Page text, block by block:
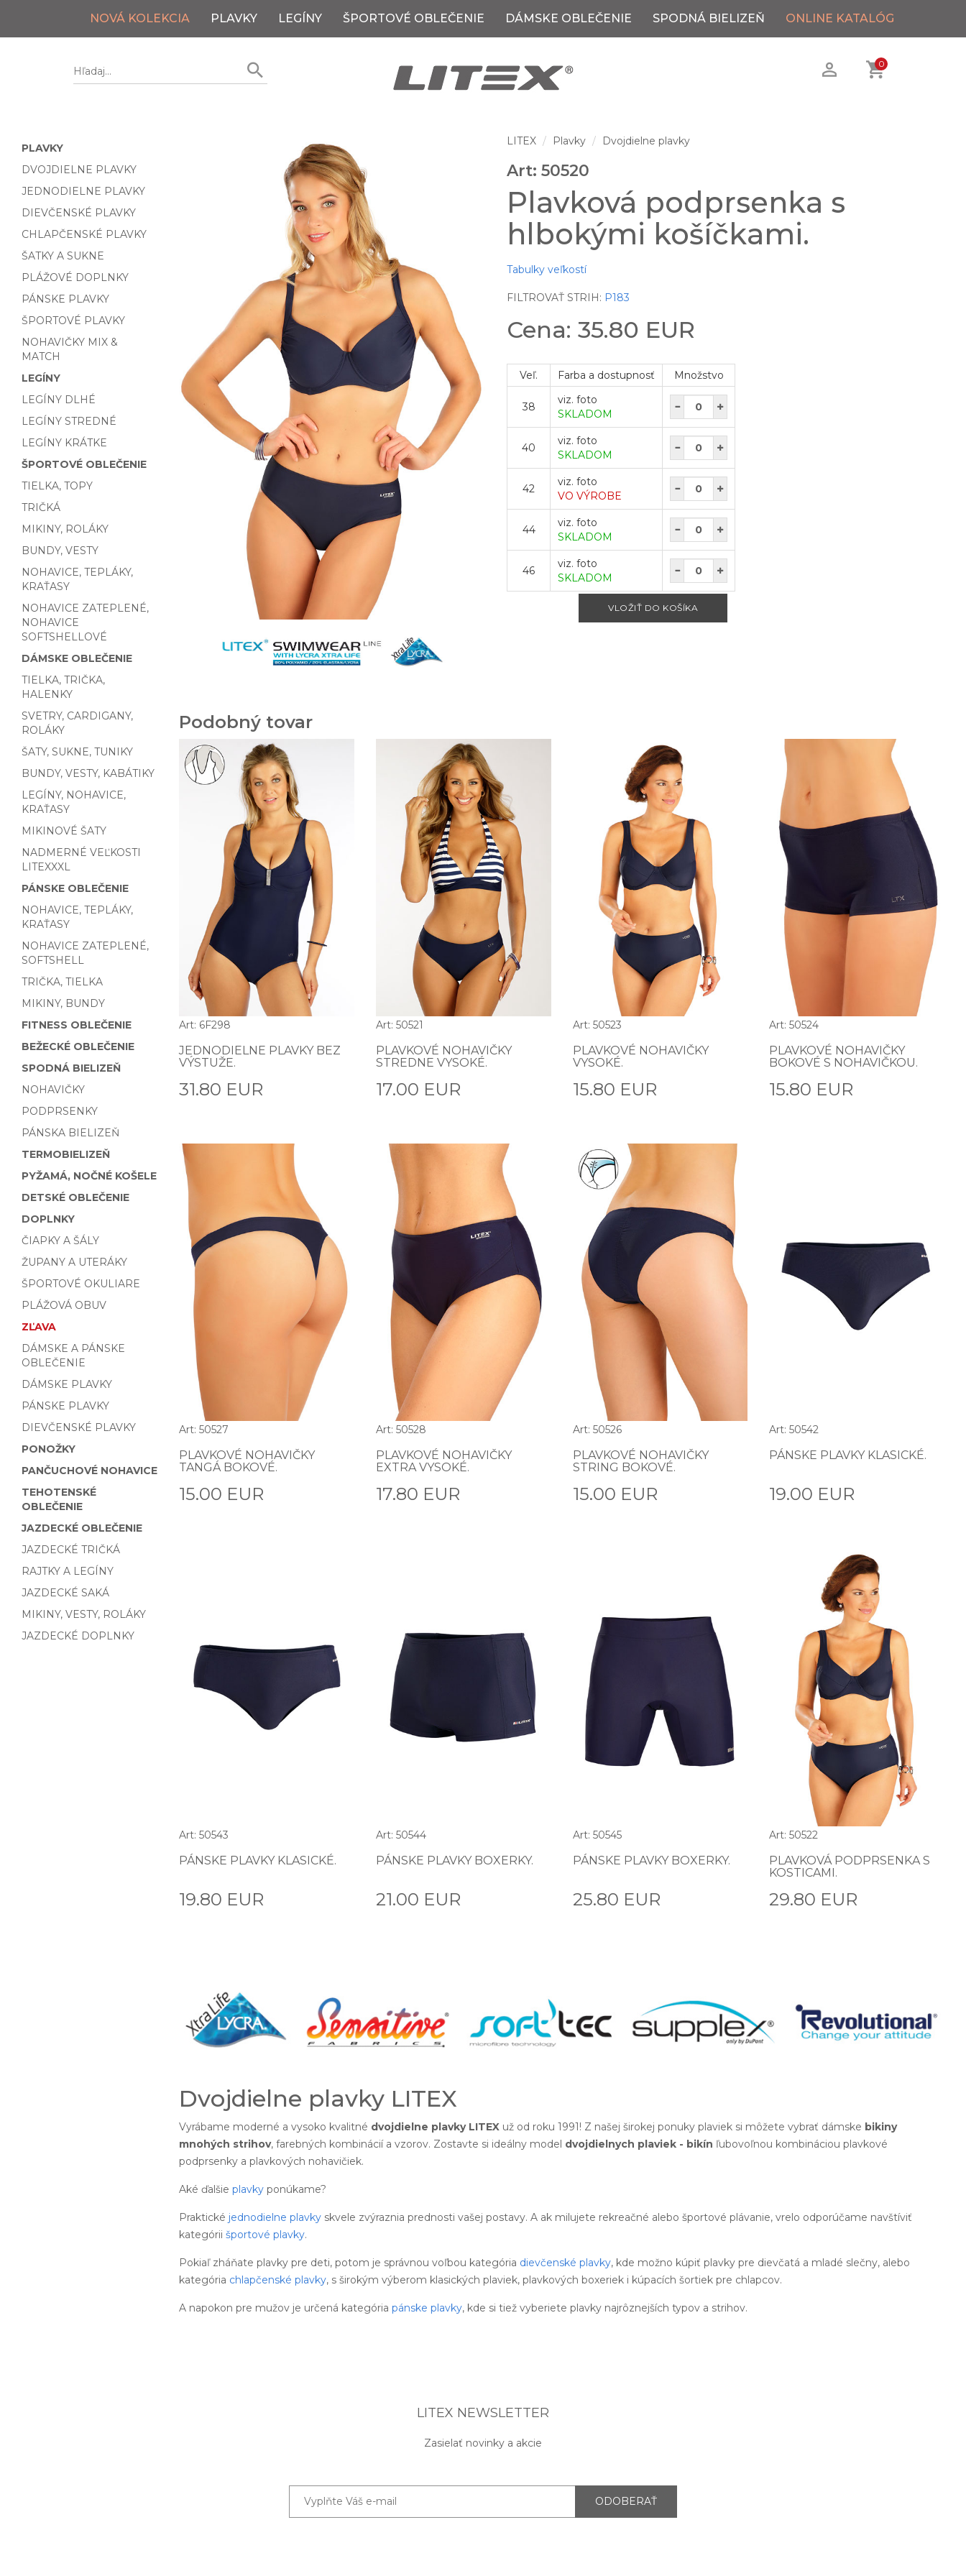
NOVÁ KOLEKCIA PLAVKY LEGÍNY ŠPORTOVÉ OBLEČENIE DÁMSKE OBLEČENIE SPODNÁ BIELIZEŇ ONLINE KATALÓG
0
PLAVKY
DVOJDIELNE PLAVKY
JEDNODIELNE PLAVKY
DIEVČENSKÉ PLAVKY
CHLAPČENSKÉ PLAVKY
ŠATKY A SUKNE
PLÁŽOVÉ DOPLNKY
PÁNSKE PLAVKY
ŠPORTOVÉ PLAVKY
NOHAVIČKY MIX &
MATCH
LEGÍNY
LEGÍNY DLHÉ
LEGÍNY STREDNÉ
LEGÍNY KRÁTKE
ŠPORTOVÉ OBLEČENIE
TIELKA, TOPY
TRIČKÁ
MIKINY, ROLÁKY
BUNDY, VESTY
NOHAVICE, TEPLÁKY,
KRAŤASY
NOHAVICE ZATEPLENÉ,
NOHAVICE
SOFTSHELLOVÉ
DÁMSKE OBLEČENIE
TIELKA, TRIČKA,
HALENKY
SVETRY, CARDIGANY,
ROLÁKY
ŠATY, SUKNE, TUNIKY
BUNDY, VESTY, KABÁTIKY
LEGÍNY, NOHAVICE,
KRAŤASY
MIKINOVÉ ŠATY
NADMERNÉ VEĽKOSTI
LITEXXXL
PÁNSKE OBLEČENIE
NOHAVICE, TEPLÁKY,
KRAŤASY
NOHAVICE ZATEPLENÉ,
SOFTSHELL
TRIČKA, TIELKA
MIKINY, BUNDY
FITNESS OBLEČENIE
BEŽECKÉ OBLEČENIE
SPODNÁ BIELIZEŇ
NOHAVIČKY
PODPRSENKY
PÁNSKA BIELIZEŇ
TERMOBIELIZEŇ
PYŽAMÁ, NOČNÉ KOŠELE
DETSKÉ OBLEČENIE
DOPLNKY
ČIAPKY A ŠÁLY
ŽUPANY A UTERÁKY
ŠPORTOVÉ OKULIARE
PLÁŽOVÁ OBUV
ZĽAVA
DÁMSKE A PÁNSKE
OBLEČENIE
DÁMSKE PLAVKY
PÁNSKE PLAVKY
DIEVČENSKÉ PLAVKY
PONOŽKY
PANČUCHOVÉ NOHAVICE
TEHOTENSKÉ
OBLEČENIE
JAZDECKÉ OBLEČENIE
JAZDECKÉ TRIČKÁ
RAJTKY A LEGÍNY
JAZDECKÉ SAKÁ
MIKINY, VESTY, ROLÁKY
JAZDECKÉ DOPLNKY
LITEX Plavky Dvojdielne plavky
Art: 50520
Plavková podprsenka s
hlbokými košíčkami.
Tabulky veľkostí
FILTROVAŤ STRIH: P183
Cena: 35.80 EUR
Veľ. Farba a dostupnosť Množstvo
38
viz. foto
SKLADOM
40
viz. foto
SKLADOM
42
viz. foto
VO VÝROBE
44
viz. foto
SKLADOM
46
viz. foto
SKLADOM
Podobný tovar
Art: 6F298
JEDNODIELNE PLAVKY BEZ
VÝSTUŽE.
31.80 EUR
Art: 50521
PLAVKOVÉ NOHAVIČKY
STREDNE VYSOKÉ.
17.00 EUR
Art: 50523
PLAVKOVÉ NOHAVIČKY
VYSOKÉ.
15.80 EUR
Art: 50524
PLAVKOVÉ NOHAVIČKY
BOKOVÉ S NOHAVIČKOU.
15.80 EUR
Art: 50527
PLAVKOVÉ NOHAVIČKY
TANGÁ BOKOVÉ.
15.00 EUR
Art: 50528
PLAVKOVÉ NOHAVIČKY
EXTRA VYSOKÉ.
17.80 EUR
Art: 50526
PLAVKOVÉ NOHAVIČKY
STRING BOKOVÉ.
15.00 EUR
Art: 50542
PÁNSKE PLAVKY KLASICKÉ.
19.00 EUR
Art: 50543
PÁNSKE PLAVKY KLASICKÉ.
19.80 EUR
Art: 50544
PÁNSKE PLAVKY BOXERKY.
21.00 EUR
Art: 50545
PÁNSKE PLAVKY BOXERKY.
25.80 EUR
Art: 50522
PLAVKOVÁ PODPRSENKA S
KOSTICAMI.
29.80 EUR
Dvojdielne plavky LITEX
Vyrábame moderné a vysoko kvalitné dvojdielne plavky LITEX už od roku 1991! Z našej širokej ponuky plaviek si môžete vybrať dámske bikiny
mnohých strihov, farebných kombinácií a vzorov. Zostavte si ideálny model dvojdielnych plaviek - bikín ľubovoľnou kombináciou plavkové
podprsenky a plavkových nohavičiek.
Aké ďalšie plavky ponúkame?
Praktické jednodielne plavky skvele zvýraznia prednosti vašej postavy. A ak milujete rekreačné alebo športové plávanie, vrelo odporúčame navštíviť
kategórii športové plavky.
Pokiaľ zháňate plavky pre deti, potom je správnou voľbou kategória dievčenské plavky, kde možno kúpiť plavky pre dievčatá a mladé slečny, alebo
kategória chlapčenské plavky, s širokým výberom klasických plaviek, plavkových boxeriek i kúpacích šortiek pre chlapcov.
A napokon pre mužov je určená kategória pánske plavky, kde si tiež vyberiete plavky najrôznejších typov a strihov.
LITEX NEWSLETTER
Zasielať novinky a akcie
ODOBERAŤ